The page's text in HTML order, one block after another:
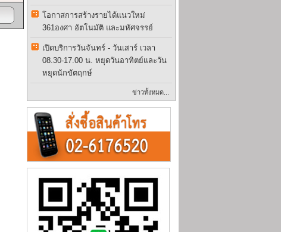
โอกาสการสร้างรายได้แนวใหม่
361องศา อัตโนมัติ และมหัศจรรย์
เปิดบริการวันจันทร์ - วันเสาร์ เวลา
08.30-17.00 น. หยุดวันอาทิตย์และวัน
หยุดนักขัตฤกษ์
ข่าวทั้งหมด...